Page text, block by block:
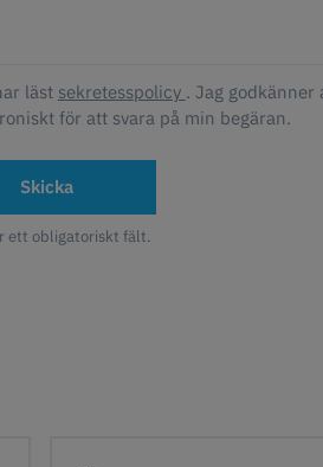
läst sekretesspolicy . Jag
för att svara på min begäran.
Skicka
ett obligatoriskt fält.